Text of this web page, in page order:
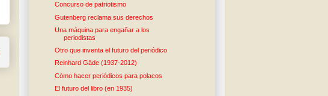
Concurso de patriotismo
Gutenberg reclama sus derechos
Una máquina para engañar a los
periodistas
Otro que inventa el futuro del periódico
Reinhard Gäde (1937-2012)
Cómo hacer periódicos para polacos
El futuro del libro (en 1935)